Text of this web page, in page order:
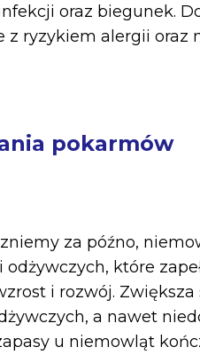
oraz biegunek.
z ryzykiem alergii oraz
pokarmów
za późno,
które
i rozwój. Zwiększa
a nawet
u niemowląt